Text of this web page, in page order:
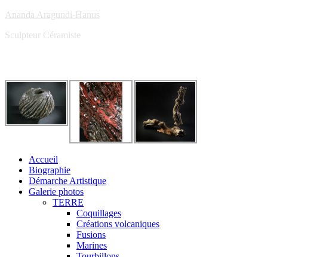
Ananda Aragundi-Hanus
Sculpteur Céramiste
Accueil
Biographie
Démarche Artistique
Galerie photos
TERRE
Coquillages
Créations volcaniques
Fusions
Marines